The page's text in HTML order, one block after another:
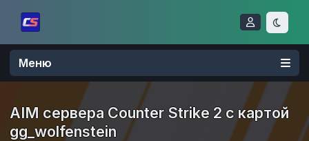
Меню
AIM сервера Counter Strike 2 с картой
gg_wolfenstein